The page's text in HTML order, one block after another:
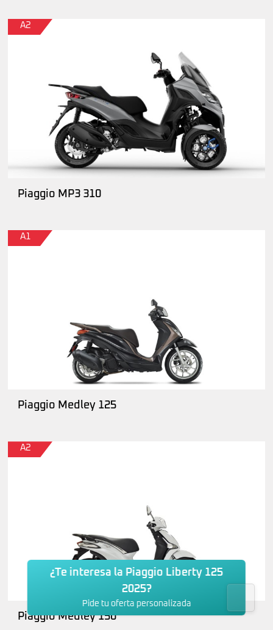
A2
Piaggio MP3 310
A1
Piaggio Medley 125
A2
Piaggio Medley 150
¿Te interesa la Piaggio Liberty 125
2025?
Pide tu oferta personalizada